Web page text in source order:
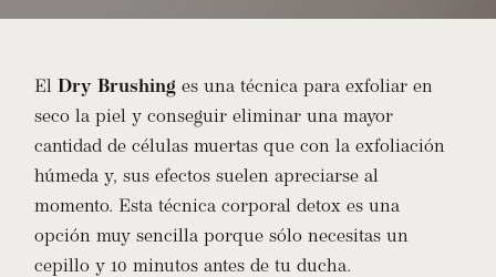
ElDry Brushing es una técnica para exfoliar en
seco la piel y conseguir eliminar una mayor
cantidad de células muertas que con la exfoliación
húmeda y, sus efectos suelen apreciarse al
momento. Esta técnica corporal detox es una
opción muy sencilla porque sólo necesitas un
cepillo y 10 minutos antes de tu ducha.